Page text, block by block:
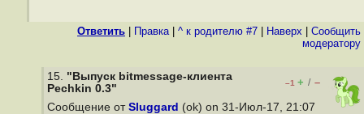
Ответить Правка| ^ к родителю #7 Наверх
Cообщить
модератору
15. "Выпуск bitmessage-клиента
Pechkin 0.3"
–1 + / –
Сообщение от Sluggard (ok) on 31-Июл-17, 21:07